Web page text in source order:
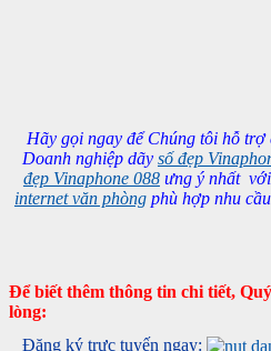
Hãy gọi ngay để Chúng tôi hỗ trợ
Doanh nghiệp dãy số đẹp
đẹp Vinaphone 088ưng ý nhất
internet văn phòngphù hợp nhu
Để biết thêm thông tin chi tiết,
lòng:
Đăng ký trực tuyến ngay: